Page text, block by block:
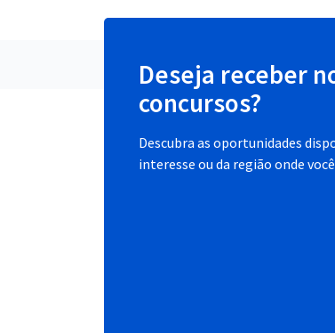
Deseja receber
concursos?
Descubra as oportunidades
interesse ou da região onde